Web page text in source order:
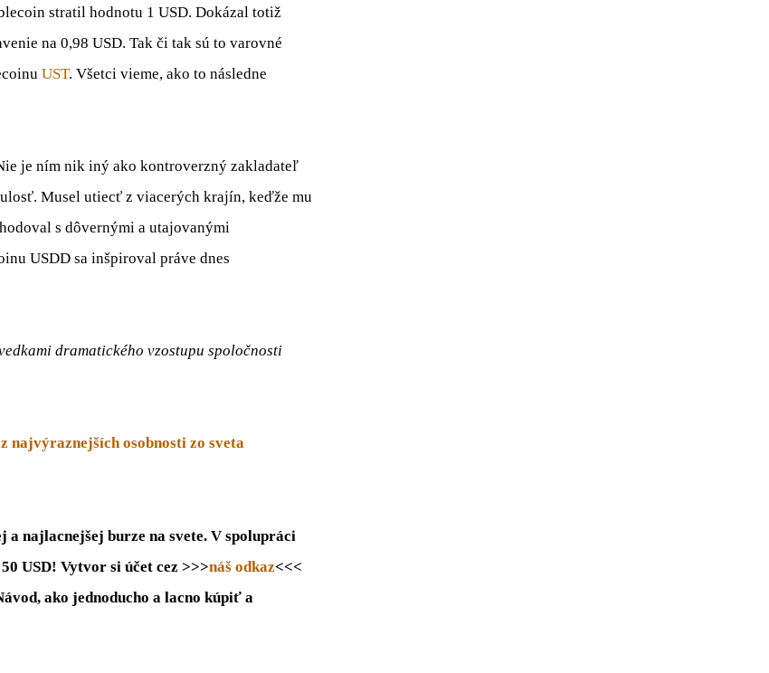
stratil hodnotu 1 USD. Dokázal totiž
na 0,98 USD. Tak či tak sú to varovné
UST. Všetci vieme, ako to následne
je ním nik iný ako kontroverzný zakladateľ
Musel utiecť z viacerých krajín, keďže mu
s dôvernými a utajovanými
USDD sa inšpiroval práve dnes
dramatického vzostupu spoločnosti
osobnosti zo sveta
a najlacnejšej burze na svete. V spolupráci
USD! Vytvor si účet cez >>>náš odkaz<<<
ako jednoducho a lacno kúpiť a